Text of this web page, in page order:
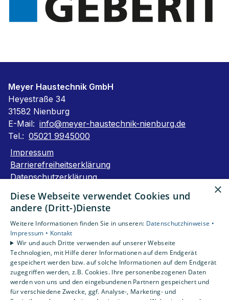
Meyer Haustechnik GmbH
Heyestraße 34
31582 Nienburg
E-Mail: info@meyer-haustechnik-nienburg.de
Tel.: 05021 9945000
Impressum
Barrierefreiheitserklärung
Datenschutzerklärung
Unsere Bereiche
Privatkunden
Gewerbekunden
Karriere
Unternehmen
Kontakt
×
Diese Webseite verwendet Cookies und
andere (Dritt-)Dienste
Weitere Informationen finden Sie in unseren: Datenschutzhinweise •
Impressum • Kontakt
Wir und auch Dritte verwenden auf unserer Webseite
Technologien, mit Hilfe derer Informationen auf dem Endgerät
gespeichert werden bzw. auf solche Informationen auf dem Endgerät
zugegriffen werden, z.B. Cookies. Ihre personenbezogenen Daten
werden von uns und den eingebundenen Partnern gespeichert und
für verschiedene Zwecke, ggf. Analyse-, Marketing- und